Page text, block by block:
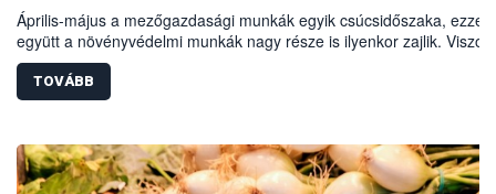
Április-május a mezőgazdasági munkák egyik csúcsidőszaka, ezzel
együtt a növényvédelmi munkák nagy része is ilyenkor zajlik. Viszont
ebben az időszakban virágzik termesztett növényeink jelentős
TOVÁBB